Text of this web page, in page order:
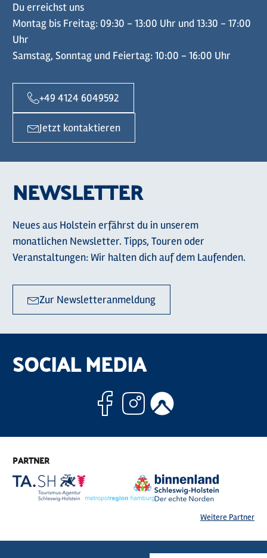
Du erreichst uns
Montag bis Freitag: 09:30 - 13:00 Uhr und 13:30 - 17:00
Uhr
Samstag, Sonntag und Feiertag: 10:00 - 16:00 Uhr
+49 4124 6049592
Jetzt kontaktieren
NEWSLETTER
Neues aus Holstein erfährst du in unserem
monatlichen Newsletter. Tipps, Touren oder
Veranstaltungen: Wir halten dich auf dem Laufenden.
Zur Newsletteranmeldung
SOCIAL MEDIA
Facebook
Instagram
PARTNER
Weitere Partner